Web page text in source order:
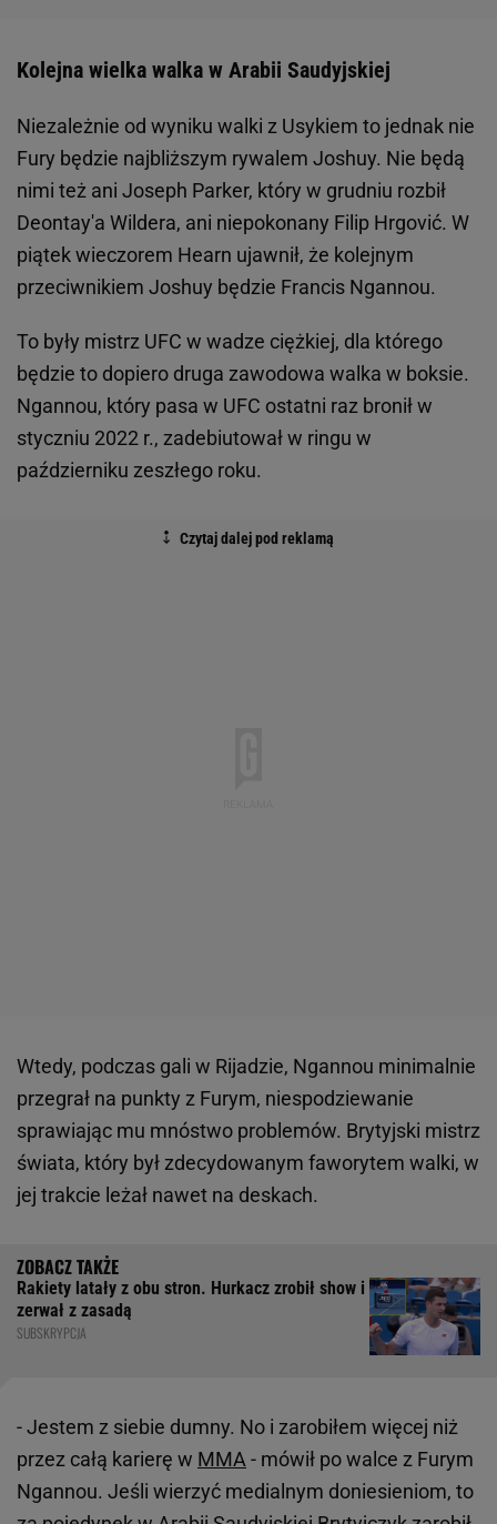
Kolejna wielka walka w Arabii Saudyjskiej
Niezależnie od wyniku walki z Usykiem to jednak nie
Fury będzie najbliższym rywalem Joshuy. Nie będą
nimi też ani Joseph Parker, który w grudniu rozbił
Deontay'a Wildera, ani niepokonany Filip Hrgović. W
piątek wieczorem Hearn ujawnił, że kolejnym
przeciwnikiem Joshuy będzie Francis Ngannou.
To były mistrz UFC w wadze ciężkiej, dla którego
będzie to dopiero druga zawodowa walka w boksie.
Ngannou, który pasa w UFC ostatni raz bronił w
styczniu 2022 r., zadebiutował w ringu w
październiku zeszłego roku.
Wtedy, podczas gali w Rijadzie, Ngannou minimalnie
przegrał na punkty z Furym, niespodziewanie
sprawiając mu mnóstwo problemów. Brytyjski mistrz
świata, który był zdecydowanym faworytem walki, w
jej trakcie leżał nawet na deskach.
Rakiety latały z obu stron. Hurkacz zrobił show i
zerwał z zasadą
SUBSKRYPCJA
- Jestem z siebie dumny. No i zarobiłem więcej niż
przez całą karierę w MMA- mówił po walce z Furym
Ngannou. Jeśli wierzyć medialnym doniesieniom, to